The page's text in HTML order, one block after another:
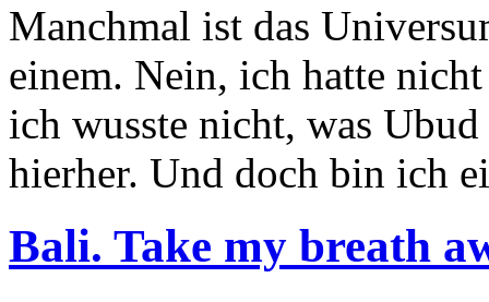
Manchmal ist das
einem. Nein, ich hatte
ich wusste nicht, was
hierher. Und doch bin ich
Bali. Take my breath